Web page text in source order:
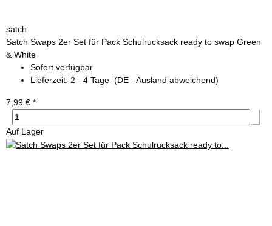
satch
Satch Swaps 2er Set für Pack Schulrucksack ready to swap Green
& White
Sofort verfügbar
Lieferzeit: 2 - 4 Tage (DE - Ausland abweichend)
7,99 € *
Auf Lager